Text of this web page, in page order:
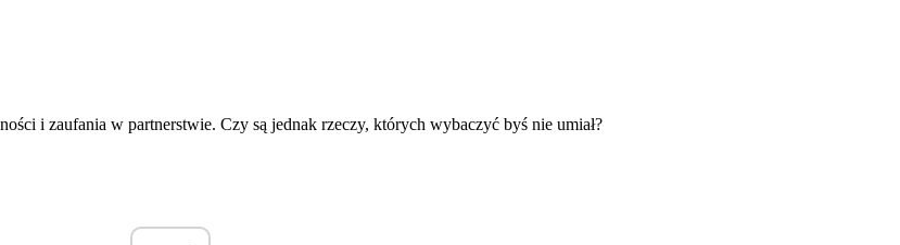
i zaufania w partnerstwie. Czy są jednak rzeczy, których wybaczyć byś nie umiał?